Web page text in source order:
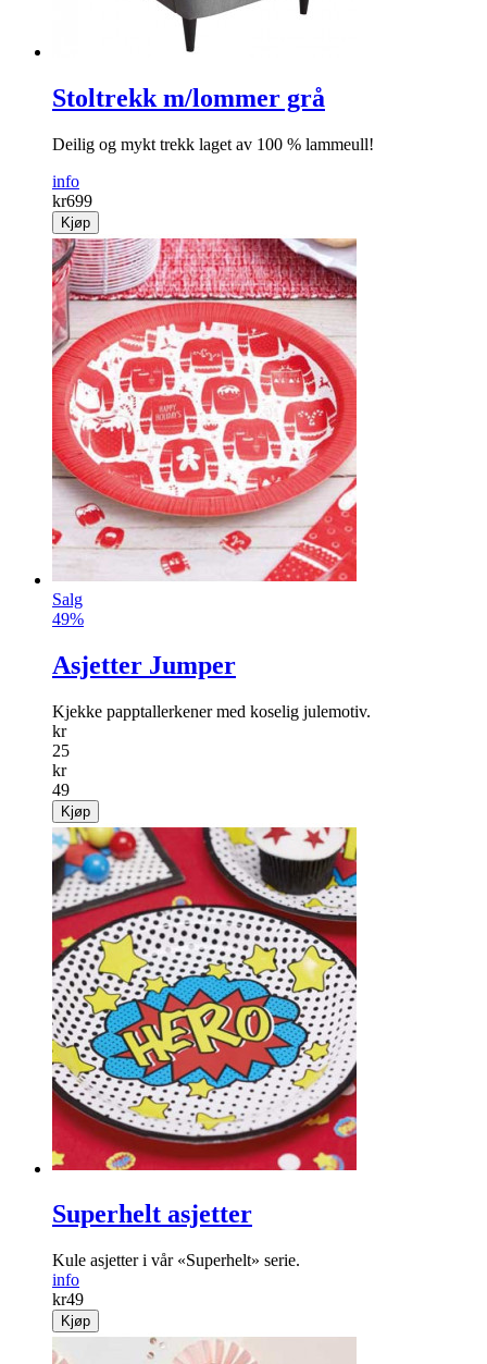
Stoltrekk m/lommer grå
Deilig og mykt trekk laget av 100 % lammeull!
info
kr699
Kjøp
Salg
49%
Asjetter Jumper
Kjekke papptallerkener med koselig julemotiv.
kr
25
kr
49
Kjøp
Superhelt asjetter
Kule asjetter i vår «Superhelt» serie.
info
kr49
Kjøp